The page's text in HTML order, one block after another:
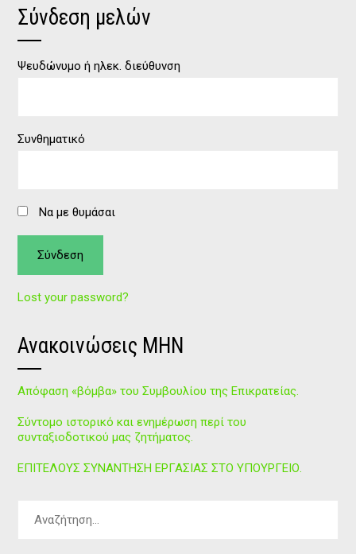
Σύνδεση μελών
Ψευδώνυμο ή ηλεκ. διεύθυνση
Συνθηματικό
Να με θυμάσαι
Lost your password?
Ανακοινώσεις ΜΗΝ
Απόφαση «βόμβα» του Συμβουλίου της Επικρατείας.
Σύντομο ιστορικό και ενημέρωση περί του
συνταξιοδοτικού μας ζητήματος.
ΕΠΙΤΕΛΟΥΣ ΣΥΝΑΝΤΗΣΗ ΕΡΓΑΣΙΑΣ ΣΤΟ ΥΠΟΥΡΓΕΙΟ.